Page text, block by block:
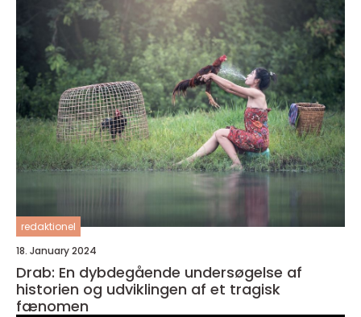
redaktionel
18. January 2024
Drab: En dybdegående undersøgelse af
historien og udviklingen af et tragisk
fænomen